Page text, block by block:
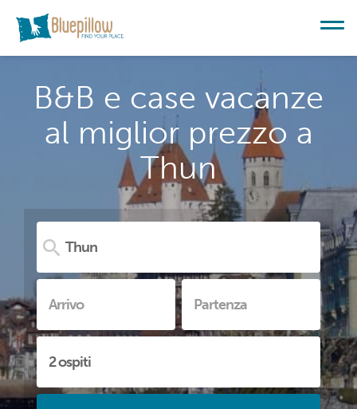
B&B e case vacanze
al miglior prezzo a
Thun